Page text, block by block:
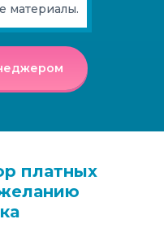
материалы.
платных